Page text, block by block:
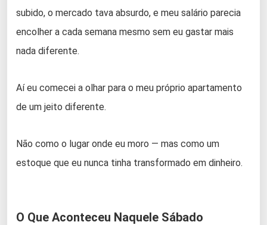
subido, o mercado tava absurdo, e meu salário parecia
encolher a cada semana mesmo sem eu gastar mais
nada diferente.
Aí eu comecei a olhar para o meu próprio apartamento
de um jeito diferente.
Não como o lugar onde eu moro — mas como um
estoque que eu nunca tinha transformado em dinheiro.
O Que Aconteceu Naquele Sábado